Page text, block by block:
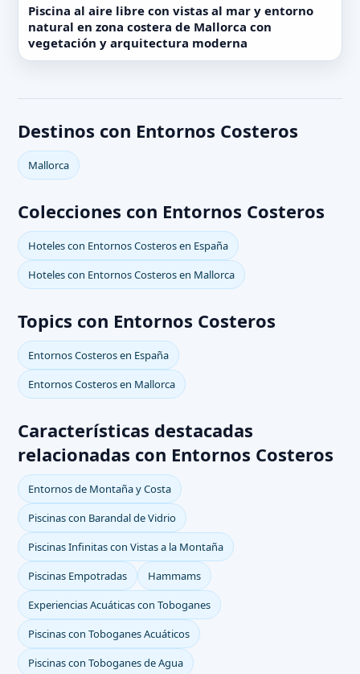
Piscina al aire libre con vistas al mar y entorno
natural en zona costera de Mallorca con
vegetación y arquitectura moderna
Destinos con Entornos Costeros
Mallorca
Colecciones con Entornos Costeros
Hoteles con Entornos Costeros en España
Hoteles con Entornos Costeros en Mallorca
Topics con Entornos Costeros
Entornos Costeros en España
Entornos Costeros en Mallorca
Características destacadas
relacionadas con Entornos Costeros
Entornos de Montaña y Costa
Piscinas con Barandal de Vidrio
Piscinas Infinitas con Vistas a la Montaña
Piscinas Empotradas
Hammams
Experiencias Acuáticas con Toboganes
Piscinas con Toboganes Acuáticos
Piscinas con Toboganes de Agua